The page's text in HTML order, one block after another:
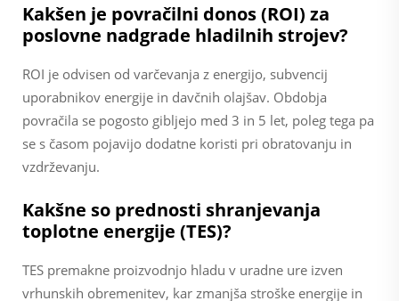
Kakšen je povračilni donos (ROI) za
poslovne nadgrade hladilnih strojev?
ROI je odvisen od varčevanja z energijo, subvencij
uporabnikov energije in davčnih olajšav. Obdobja
povračila se pogosto gibljejo med 3 in 5 let, poleg tega pa
se s časom pojavijo dodatne koristi pri obratovanju in
vzdrževanju.
Kakšne so prednosti shranjevanja
toplotne energije (TES)?
TES premakne proizvodnjo hladu v uradne ure izven
vrhunskih obremenitev, kar zmanjša stroške energije in